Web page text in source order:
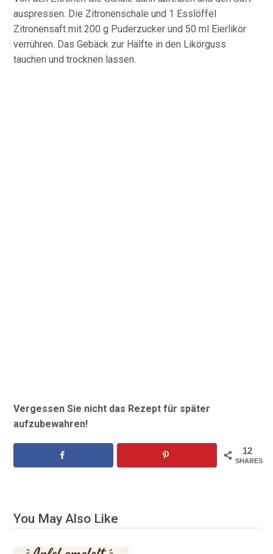
auspressen. Die Zitronenschale und 1 Esslöffel
Zitronensaft mit 200 g Puderzucker und 50 ml Eierlikör
verrühren. Das Gebäck zur Hälfte in den Likörguss
tauchen und trocknen lassen.
Vergessen Sie nicht das Rezept für später
aufzubewahren!
12
SHARES
You May Also Like